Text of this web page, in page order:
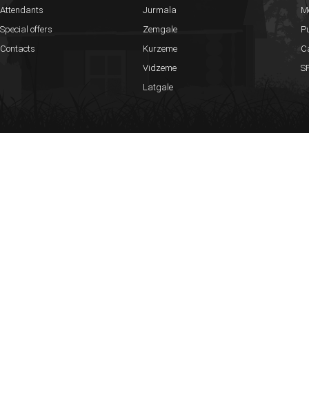
Attendants
Special offers
Contacts
Jurmala
Zemgale
Kurzeme
Vidzeme
Latgale